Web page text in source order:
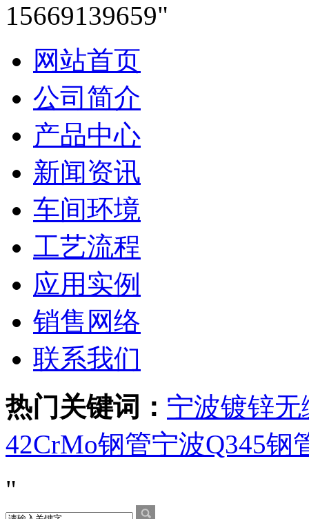
15669139659
网站首页
公司简介
产品中心
新闻资讯
车间环境
工艺流程
应用实例
销售网络
联系我们
热门关键词： 宁波镀锌无
42CrMo钢管宁波Q345钢